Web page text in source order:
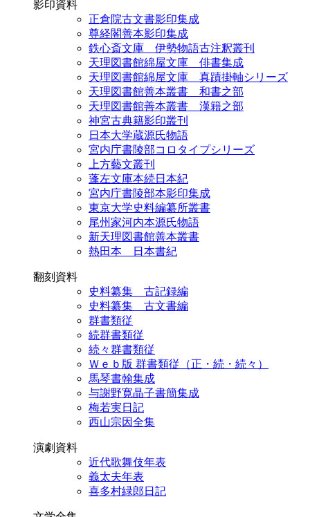
影印資料
正倉院古文書影印集成
尊経閣善本影印集成
鉄心斎文庫 伊勢物語古注釈叢刊
天理図書館綿屋文庫 俳書集成
天理図書館綿屋文庫 真蹟掛軸シリーズ
天理図書館善本叢書 和書之部
天理図書館善本叢書 漢籍之部
神宮古典籍影印叢刊
日本大学蔵源氏物語
宮内庁書陵部コロタイプシリーズ
上方藝文叢刊
蓬左文庫本続日本紀
宮内庁書陵部本影印集成
東京大学史料編纂所叢書
尾州家河内本源氏物語
新天理図書館善本叢書
熱田本 日本書紀
翻刻資料
史料纂集 古記録編
史料纂集 古文書編
群書類従
続群書類従
続々群書類従
Ｗｅｂ版 群書類従（正・続・続々）
馬琴書翰集成
与謝野寛晶子書簡集成
梅若実日記
西山宗因全集
演劇資料
近代歌舞伎年表
義太夫年表
喜多村緑郎日記